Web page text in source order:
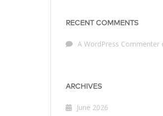
RECENT COMMENTS
A WordPress Commenter
ARCHIVES
June 2026